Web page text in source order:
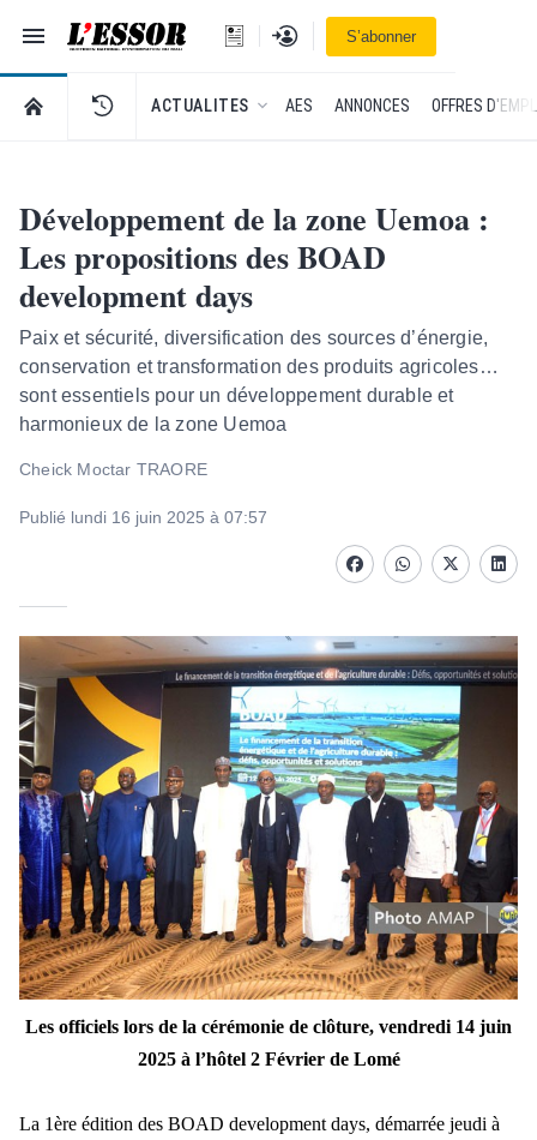
Navigation
L'Essor - retour à la une
Se connecterS’abonner
RETOUR À LA PAGE D’ACCUEIL DE L'ESSOR
ACTUALITES AES ANNONCES OFFRES
Développement de la zone Uemoa :
Les propositions des BOAD
development days
Paix et sécurité, diversification des sources d’énergie,
conservation et transformation des produits agricoles…
sont essentiels pour un développement durable et
harmonieux de la zone Uemoa
Cheick Moctar TRAORE
Publié lundi 16 juin 2025 à 07:57
FacebookwhatsappTwitter
Les officiels lors de la cérémonie de clôture, vendredi 14 juin
2025 à l’hôtel 2 Février de Lomé
La 1ère édition des BOAD development days, démarrée jeudi à